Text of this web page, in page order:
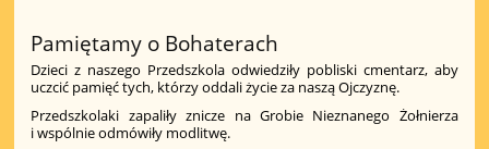
Pamiętamy o Bohaterach
Dzieci z naszego Przedszkola odwiedziły pobliski cmentarz, aby
uczcić pamięć tych, którzy oddali życie za naszą Ojczyznę.
Przedszkolaki zapaliły znicze na Grobie Nieznanego Żołnierza
i wspólnie odmówiły modlitwę.